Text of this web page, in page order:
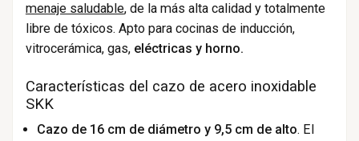
menaje saludable, de la más alta calidad y totalmente
libre de tóxicos. Apto para cocinas de inducción,
vitrocerámica, gas, eléctricas y horno.
Características del cazo de acero inoxidable
SKK
Cazo de 16 cm de diámetro y 9,5 cm de alto. El